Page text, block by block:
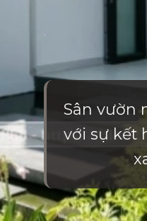
Sân vườn
với sự kết